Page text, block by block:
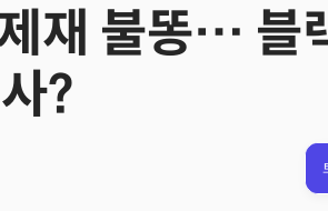
필드 가이드
CES2027 with
재 불똥… 블
?